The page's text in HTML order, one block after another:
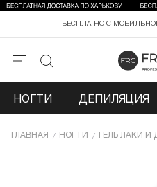
БЕСПЛАТНО С
НОГТИ ДЕПИЛЯЦИЯ
ГЛАВНАЯ НОГТИ ГЕЛЬ ЛАКИ И